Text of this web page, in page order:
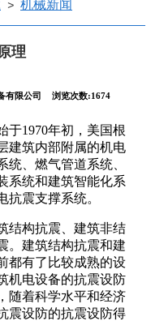
> 机械新闻
理
有限公司 浏览次数:1674
于1970年初，美国根
建筑内部附属的机电
、燃气管道系统、
系统和建筑智能化系
抗震支撑系统。
结构抗震、建筑非结
。建筑结构抗震和建
都有了比较成熟的设
机电设备的抗震设防
随着科学水平和经济
震设防的抗震设防得